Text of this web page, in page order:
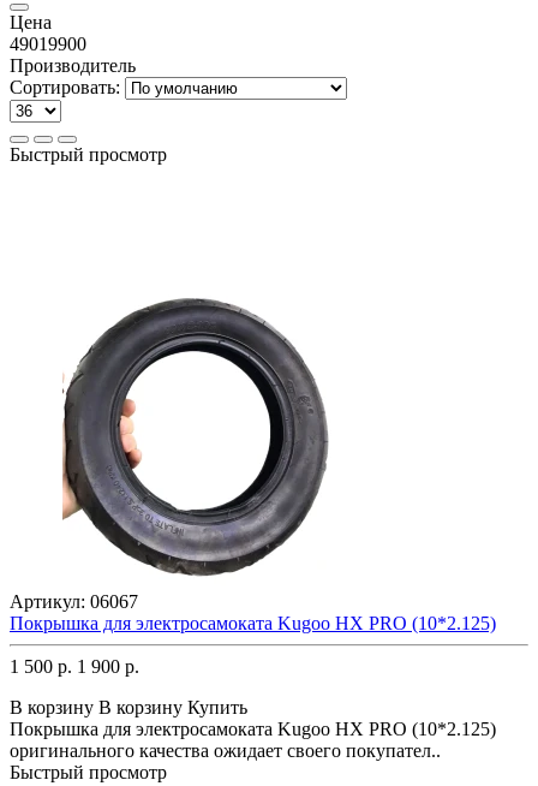
Цена
49019900
Производитель
Сортировать:
Быстрый просмотр
Артикул: 06067
Покрышка для электросамоката Kugoo HX PRO (10*2.125)
1 500 р. 1 900 р.
В корзину В корзину Купить
Покрышка для электросамоката Kugoo HX PRO (10*2.125)
оригинального качества ожидает своего покупател..
Быстрый просмотр